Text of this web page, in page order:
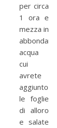
per circa
1 ora e
mezza in
abbondante
acqua
cui
avrete
aggiunto
le foglie
di alloro
e salate